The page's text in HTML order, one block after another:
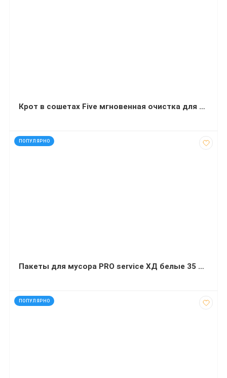
Крот в сошетах Five мгновенная очистка для холодной воды 80 грамм 100 штук
ПОПУЛЯРНО
код: 21642
Пакеты для мусора PRO service ХД белые 35 л 50х55 см 100 штук
ПОПУЛЯРНО
код: 12024